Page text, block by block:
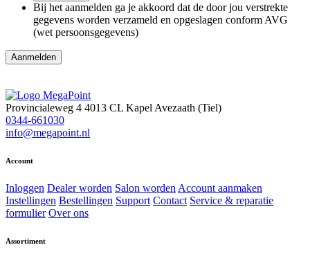
Bij het aanmelden ga je akkoord dat de door jou verstrekte
gegevens worden verzameld en opgeslagen conform AVG
(wet persoonsgegevens)
Aanmelden
Provincialeweg 4 4013 CL Kapel Avezaath (Tiel)
0344-661030
info@megapoint.nl
Account
Inloggen Dealer worden Salon worden Account aanmaken
Instellingen Bestellingen Support Contact Service & reparatie
formulier Over ons
Assortiment